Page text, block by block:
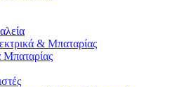
& Μπαταρίας
Μπαταρίας